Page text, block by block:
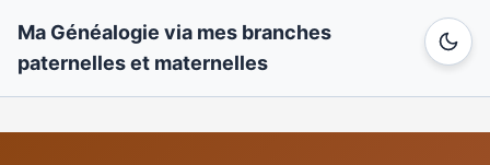
Ma Généalogie via mes branches
paternelles et maternelles